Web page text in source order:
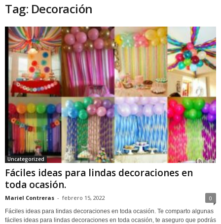
Tag: Decoración
Uncategorized
Fáciles ideas para lindas decoraciones en
toda ocasión.
Mariel Contreras - febrero 15, 2022 0
Fáciles ideas para lindas decoraciones en toda ocasión. Te comparto algunas
fáciles ideas para lindas decoraciones en toda ocasión, te aseguro que podrás